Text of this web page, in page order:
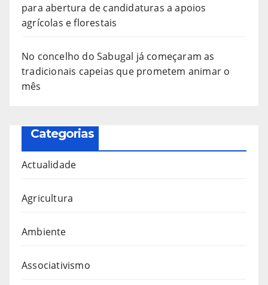
para abertura de candidaturas a apoios
agrícolas e florestais
No concelho do Sabugal já começaram as
tradicionais capeias que prometem animar o
mês
Categorias
Actualidade
Agricultura
Ambiente
Associativismo